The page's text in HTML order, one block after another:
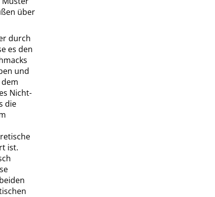
über
durch
es den
und
Nicht-
die
ist.